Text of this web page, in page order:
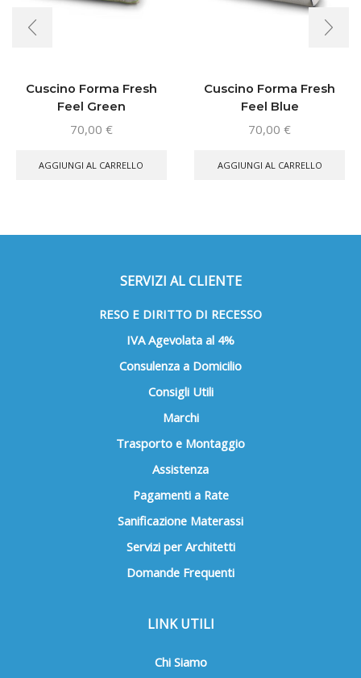
Cuscino Forma Fresh
Feel Green
70,00 €
AGGIUNGI AL CARRELLO
Cuscino Forma Fresh
Feel Blue
70,00€
AGGIUNGI AL CARRELLO
SERVIZI AL CLIENTE
RESO E DIRITTO DI RECESSO
IVA Agevolata al 4%
Consulenza a Domicilio
Consigli Utili
Marchi
Trasporto e Montaggio
Assistenza
Pagamenti a Rate
Sanificazione Materassi
Servizi per Architetti
Domande Frequenti
LINK UTILI
Chi Siamo